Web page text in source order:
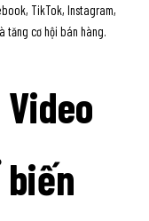
TikTok, Instagram,
tăng cơ hội bán hàng.